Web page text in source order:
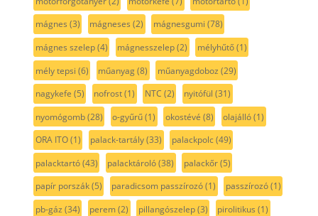
mágnes (3) mágneses (2) mágnesgumi (78)
mágnes szelep(4) mágnesszelep(2) mélyhűtő(1)
mély tepsi (6) műanyag(8) műanyagdoboz (29)
nagykefe (5) nofrost(1) NTC (2) nyitófül (31)
nyomógomb(28) o-gyűrű(1) okostévé (8) olajálló(1)
ORA ITO(1) palack-tartály(33) palackpolc(49)
palacktartó(43) palacktároló(38) palackőr(5)
papír porszák(5) paradicsom passzírozó(1) passzírozó(1)
pb-gáz (34) perem(2) pillangószelep(3) pirolitikus (1)